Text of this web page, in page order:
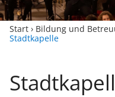
Start › Bildung und
Stadtkapelle